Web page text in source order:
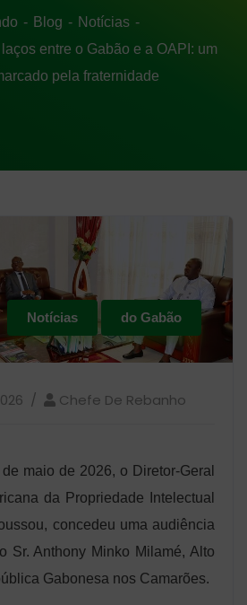
Blog
Notícias
entre o Gabão e a OAPI: um
pela fraternidade
Notícias do Gabão
Chefe De Rebanho
maio de 2026, o Diretor-Geral
da Propriedade Intelectual
concedeu uma audiência
Sr. Anthony Minko Milamé, Alto
Gabonesa nos Camarões.